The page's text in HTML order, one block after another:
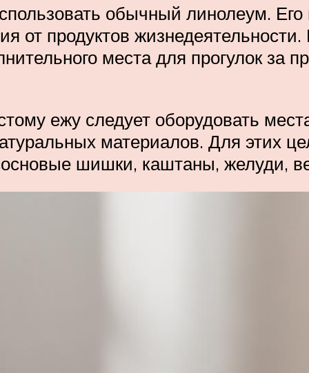
обычный линолеум. Его
от продуктов
места для прогулок за
ежу следует оборудовать
материалов. Для этих
шишки, каштаны, желуди,